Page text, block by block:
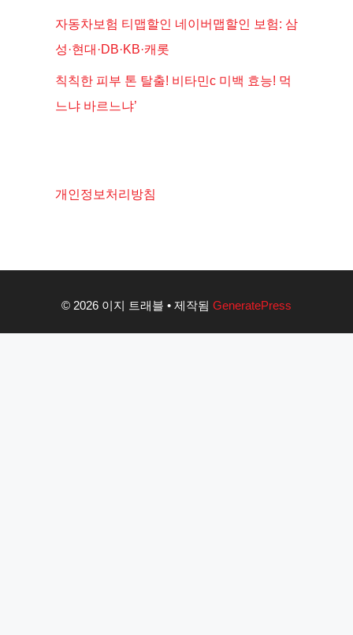
자동차보험 티맵할인 네이버맵할인 보험: 삼
성·현대·DB·KB·캐롯
칙칙한 피부 톤 탈출! 비타민c 미백 효능! 먹
느냐 바르느냐’
개인정보처리방침
© 2026 이지 트래블 • 제작됨 GeneratePress